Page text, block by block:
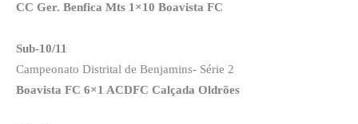
CC Ger. Benfica Mts 1×10 Boavista FC
Sub-10/11
Campeonato Distrital de Benjamins- Série 2
Boavista FC 6×1 ACDFC Calçada Oldrões